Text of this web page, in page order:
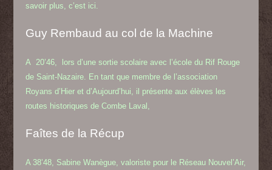
savoir plus, c’est ici
Guy Rembaud au col de la Machine
A 20’46
lors d’une sortie scolaire avec l’école du Rif Rouge
de Saint-Nazaire. En tant que membre de l’association
Royans d’Hier et d’Aujourd’hui, il présente aux élèves les
routes historiques de Combe Laval,
Faîtes de la Récup
A 38’48, Sabine Wanègue, valoriste pour le Réseau Nouvel’Air,